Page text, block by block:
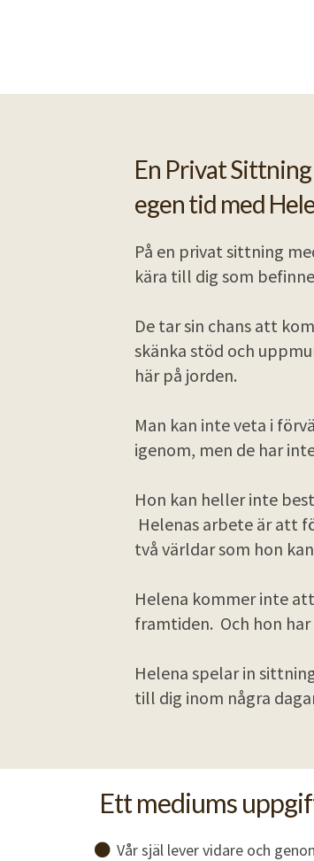
En Privat
egen tid med
På en privat sittning
kära till dig som
De tar sin chans att
skänka stöd och
här på jorden.
Man kan inte veta i
igenom, men de har
Hon kan heller inte
Helenas arbete är att
två världar som hon
Helena kommer inte
framtiden. Och hon
Helena spelar in
till dig inom några
Ett mediums
Vår själ lever vidare och